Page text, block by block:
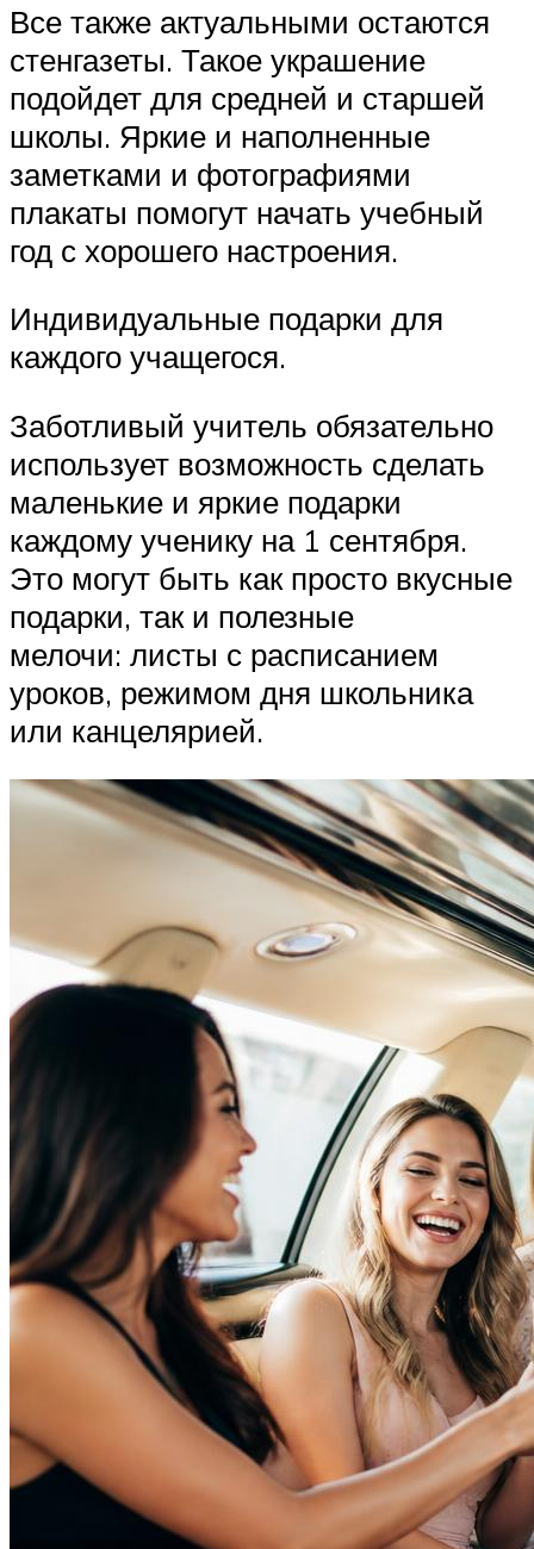
Все также актуальными остаются
стенгазеты. Такое украшение
подойдет для средней и старшей
школы. Яркие и наполненные
заметками и фотографиями
плакаты помогут начать учебный
год с хорошего настроения.
Индивидуальные подарки для
каждого учащегося.
Заботливый учитель обязательно
использует возможность сделать
маленькие и яркие подарки
каждому ученику на 1 сентября.
Это могут быть как просто вкусные
подарки, так и полезные
мелочи: листы с расписанием
уроков, режимом дня школьника
или канцелярией.